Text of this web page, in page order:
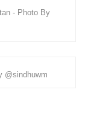
- Photo By
@sindhuwm